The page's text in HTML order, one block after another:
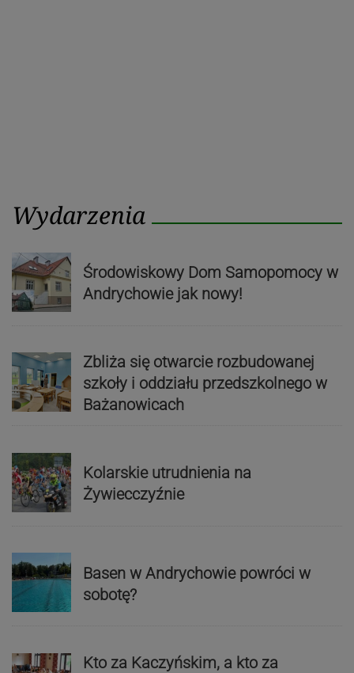
Wydarzenia
Środowiskowy Dom Samopomocy w
Andrychowie jak nowy!
Zbliża się otwarcie rozbudowanej
szkoły i oddziału przedszkolnego w
Bażanowicach
Kolarskie utrudnienia na
Żywiecczyźnie
Basen w Andrychowie powróci w
sobotę?
Kto za Kaczyńskim, a kto za